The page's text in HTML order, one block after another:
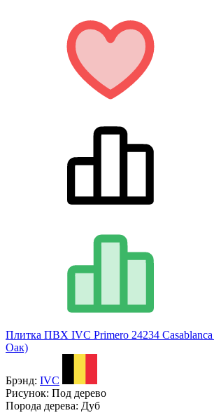
Плитка ПВХ IVC Primero 24234 Casablanca
Оак)
Брэнд: IVC
Рисунок: Под дерево
Порода дерева: Дуб